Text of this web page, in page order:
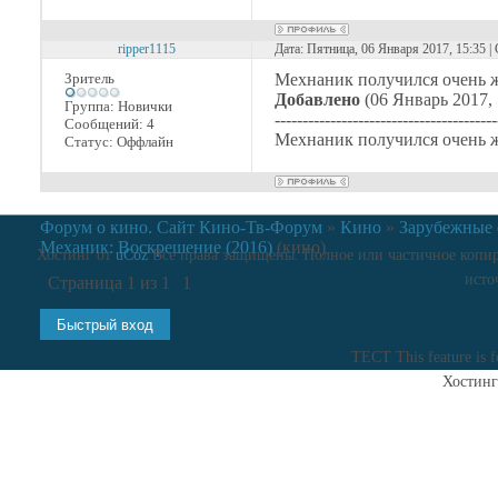
ripper1115 Дата: Пятница, 06 Января 2017, 15:35
Зритель
Группа: Новички
Сообщений: 4
Статус: Оффлайн
Мехнаник получился очень
Добавлено (06 Январь 2017,
Мехнаник получился очень
Форум о кино. Сайт Кино-Тв-Форум » Кино »
Механик: Воскрешение (2016) (кино)
Страница 1 из 1 1
ТЕСТ This feature is
Хостинг от uCozВсе права защищены. Полное или частичное